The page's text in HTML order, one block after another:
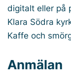
digitalt eller på
Klara Södra
Kaffe och
Anmälan